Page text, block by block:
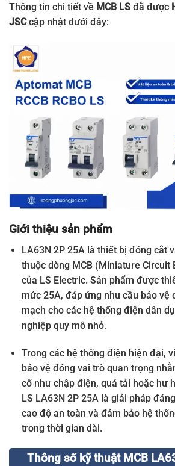
Thông tin chi tiết về MCB LS đã được
JSCcập nhật dưới đây:
Giới thiệu sản phẩm
LA63N 2P 25A là thiết bị đóng cắt
thuộc dòng MCB (Miniature Circuit
của LS Electric. Sản phẩm được
mức 25A, đáp ứng nhu cầu bảo vệ
mạch cho các hệ thống điện dân
nghiệp quy mô nhỏ.
Trong các hệ thống điện hiện đại,
bảo vệ đóng vai trò quan trọng
cố như chập điện, quá tải hoặc hư
LS LA63N 2P 25A là giải pháp
cao độ an toàn và đảm bảo hệ
trong thời gian dài.
Thông số kỹ thuật MCB